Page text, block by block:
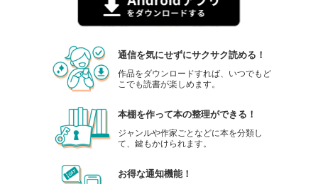
通信を気にせずにサクサク読める！
作品をダウンロードすれば、いつでもど
こでも読書が楽しめます。
本棚を作って本の整理ができる！
ジャンルや作家ごとなどに本を分類し
て、鍵もかけられます。
お得な通知機能！